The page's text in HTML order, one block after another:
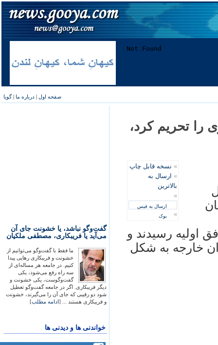
صفحه اول | درباره ما |گویا
گفت‌وگو نباشد، یا خشونت جای آن
می‌آید یا فریبکاری، مصطفی ملکیان
ما فقط با گفت‌وگو می‌توانیم از
خشونت و فریبکاری رهایی پیدا
کنیم. در جامعه هر مساله‌ای از
سه راه رفع می‌شود، یکی
گفت‌وگوست، یکی خشونت و
دیگر فریبکاری. اگر در جامعه گفت‌وگو تعطیل
شود دو رقیبی که جای آن را می‌گیرند، خشونت
و فریبکاری هستند ... [ادامه مطلب]
خواندنی ها و دیدنی ها
را تحريم کرد،
» نسخه قابل چاپ
» ارسال به
بالاترین
»
ارسال به فیس
بوک
»
اوليه رسيدند و
خارجه به شکل